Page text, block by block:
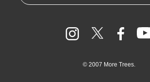
© 2007 More Trees.